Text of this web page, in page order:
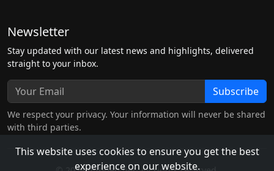
This website uses cookies to ensure you get the best
experience on our website.
Newsletter
Stay updated with our latest news and highlights, delivered
straight to your inbox.
Subscribe
We respect your privacy. Your information will never be shared
with third parties.